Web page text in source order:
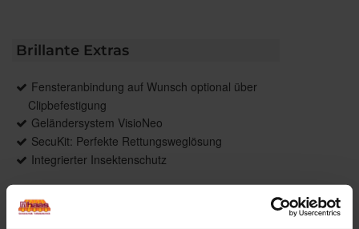
Brillante Extras
Fensteranbindung auf Wunsch optional über
Clipbefestigung
Geländersystem VisioNeo
SecuKit: Perfekte Rettungsweglösung
Integrierter Insektenschutz